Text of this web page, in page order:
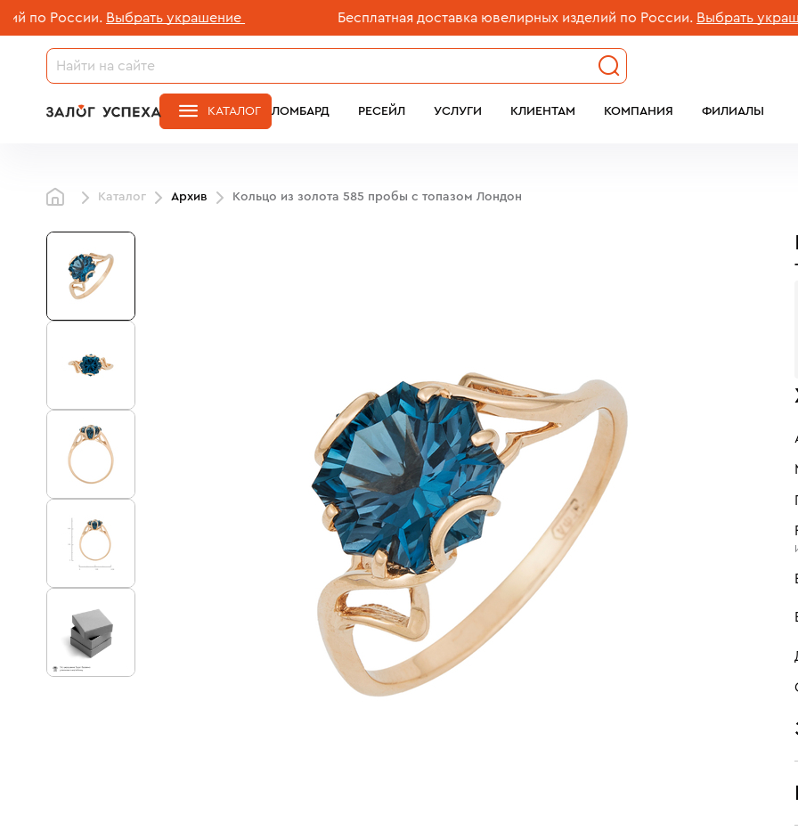
России. Выбрать украшение Бесплатная доставка ювелирных изделий по России. Выбрать украшение
ЛОМБАРД РЕСЕЙЛ УСЛУГИ КЛИЕНТАМ КОМПАНИЯ ФИЛИАЛЫ
КАТАЛОГ
Каталог Архив Кольцо из золота 585 пробы c топазом Лондон